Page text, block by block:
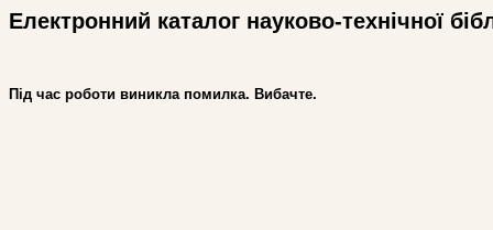
Електронний каталог науково-технічної
Під час роботи виникла помилка. Вибачте.